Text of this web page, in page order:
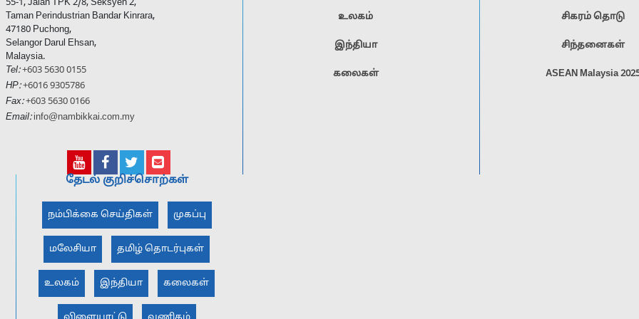
55-1, Jalan TPK 2/8, Seksyen 2,
Taman Perindustrian Bandar Kinrara,
47180 Puchong,
Selangor Darul Ehsan,
Malaysia.
Tel:+603 5630 0155
HP:+6016 9305786
Fax:+603 5630 0166
Email: info@nambikkai.com.my
உலகம்
இந்தியா
கலைகள்
சிகரம் தொடு
சிந்தனைகள்
ASEAN Malaysia
தேடல் குறிச்சொற்கள்
நம்பிக்கை செய்திகள் முகப்பு
மலேசியா தமிழ் தொடர்புகள்
உலகம் இந்தியா கலைகள்